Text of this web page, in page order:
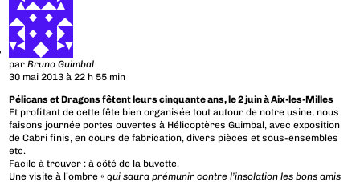
parBruno Guimbal
30 mai 2013 à 22 h 55 min
Pélicans et Dragons fêtent leurs cinquante ans, le 2 juin à Aix-les-Milles
Et profitant de cette fête bien organisée tout autour de notre usine, nous
faisons journée portes ouvertes à Hélicoptères Guimbal, avec exposition
de Cabri finis, en cours de fabrication, divers pièces et sous-ensembles
etc.
Facile à trouver : à côté de la buvette.
Une visite à l’ombre «qui saura prémunir contre l’insolation les bons amis